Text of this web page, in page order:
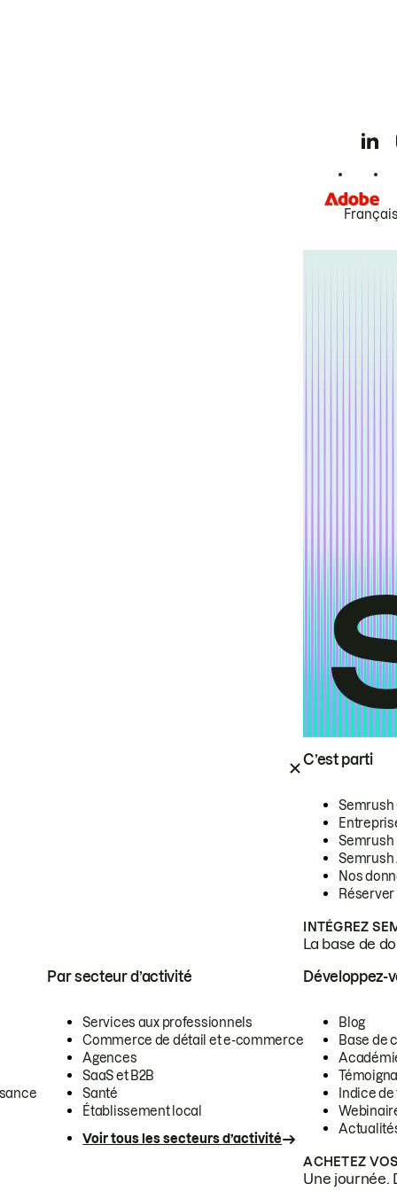
C’est parti
Semrush
Semrush
Semrush
Nos
INTÉGREZ
La base de
Par secteur d’activité
Services aux professionnels
Commerce de détail et e-commerce
Agences
SaaS et B2B
Santé
Établissement local
Voir tous les secteurs d’activité
Développez-
Blog
Base de
Indice
ACHETEZ
Une journée.